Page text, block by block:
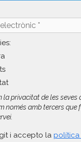
la privacitat de les seves
només amb tercers que
i accepto la política